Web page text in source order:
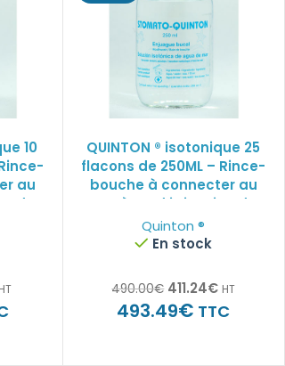
10
au
du
HT
QUINTON ® isotonique 25
flacons de 250ML – Rince-
bouche à connecter au
système d’irrigation du
fauteuil du dentiste
Quinton ®
En stock
490.00€ 411.24€ HT
493.49€ TTC